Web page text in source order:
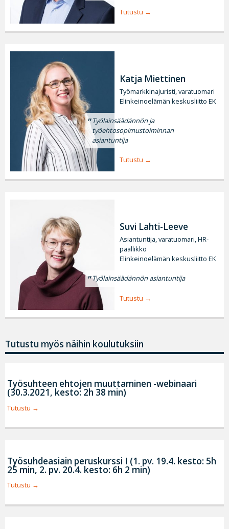
Tutustu
Katja Miettinen
Työmarkkinajuristi, varatuomari
Elinkeinoelämän keskusliitto EK
Työlainsäädännön ja
työehtosopimustoiminnan
asiantuntija
Tutustu
Suvi Lahti-Leeve
Asiantuntija, varatuomari, HR-
päällikkö
Elinkeinoelämän keskusliitto EK
Työlainsäädännön asiantuntija
Tutustu
Tutustu myös näihin koulutuksiin
Työsuhteen ehtojen muuttaminen -webinaari
(30.3.2021, kesto: 2h 38 min)
Tutustu
Työsuhdeasiain peruskurssi I (1. pv. 19.4. kesto: 5h
25 min, 2. pv. 20.4. kesto: 6h 2 min)
Tutustu